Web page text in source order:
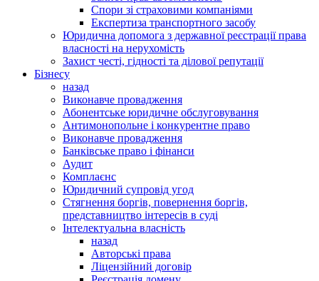
Спори зі страховими компаніями
Експертиза транспортного засобу
Юридична допомога з державної реєстрації права
власності на нерухомість
Захист честі, гідності та ділової репутації
Бізнесу
назад
Виконавче провадження
Абонентське юридичне обслуговування
Антимонопольне і конкурентне право
Виконавче провадження
Банківське право і фінанси
Аудит
Комплаєнс
Юридичний супровід угод
Стягнення боргів, повернення боргів,
представництво інтересів в суді
Інтелектуальна власність
назад
Авторські права
Ліцензійний договір